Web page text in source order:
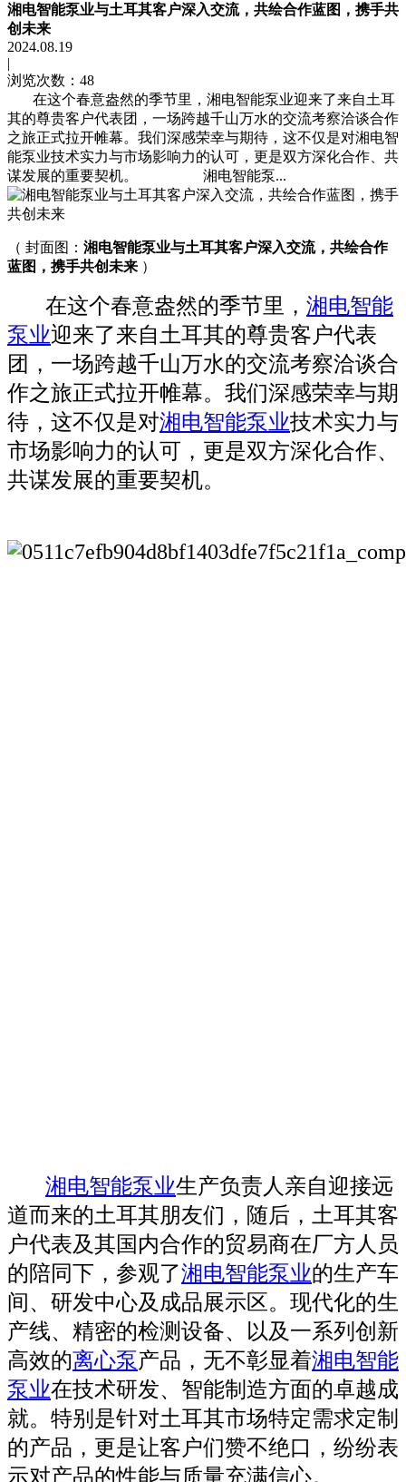
湘电智能泵业与土耳其客户深入交流，共绘合作蓝图，携手共
创未来
2024.08.19
|
浏览次数：48
在这个春意盎然的季节里，湘电智能泵业迎来了来自土耳
其的尊贵客户代表团，一场跨越千山万水的交流考察洽谈合作
之旅正式拉开帷幕。我们深感荣幸与期待，这不仅是对湘电智
能泵业技术实力与市场影响力的认可，更是双方深化合作、共
谋发展的重要契机。 湘电智能泵...
（ 封面图： 湘电智能泵业与土耳其客户深入交流，共绘合作
蓝图，携手共创未来 ）
在这个春意盎然的季节里， 湘电智能
泵业迎来了来自土耳其的尊贵客户代表
团，一场跨越千山万水的交流考察洽谈合
作之旅正式拉开帷幕。我们深感荣幸与期
待，这不仅是对湘电智能泵业技术实力与
市场影响力的认可，更是双方深化合作、
共谋发展的重要契机。
湘电智能泵业生产负责人亲自迎接远
道而来的土耳其朋友们， 随后，土耳其客
户代表及其国内合作的贸易商在厂方人员
的陪同下，参观了湘电智能泵业的生产车
间、研发中心及成品展示区。现代化的生
产线、精密的检测设备、以及一系列创新
高效的离心泵产品，无不彰显着湘电智能
泵业在技术研发、智能制造方面的卓越成
就。特别是针对土耳其市场特定需求定制
的产品，更是让客户们赞不绝口，纷纷表
示对产品的性能与质量充满信心。